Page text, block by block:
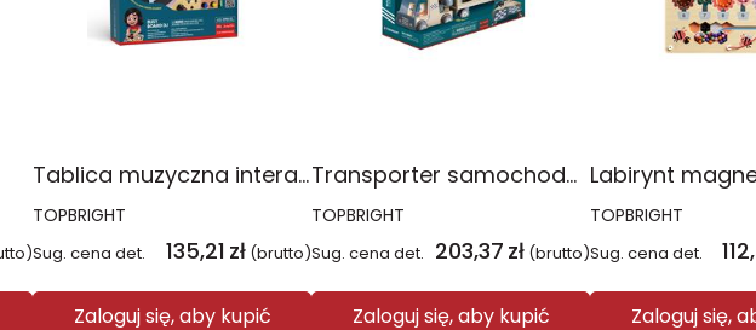
Tablica muzyczna interaktywna Mały DJ
TOPBRIGHT
Sug. cena det. 135,21 zł (brutto)
Zaloguj się, aby kupić
Transporter samochodów i tor wyścigowy 2w1
TOPBRIGHT
Sug. cena det. 203,37 zł (brutto)
Zaloguj się, aby kupić
TOPBRIGHT
Sug. cena det.
Zaloguj się,